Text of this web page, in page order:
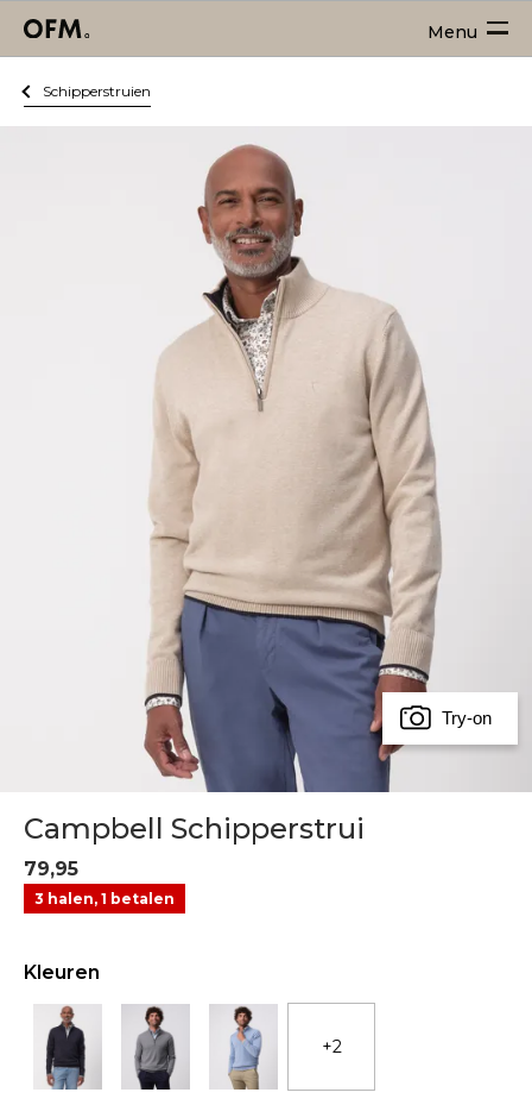
Menu
Schipperstruien
Campbell Schipperstrui
79,95
3 halen, 1 betalen
Kleuren
+2
Try-on